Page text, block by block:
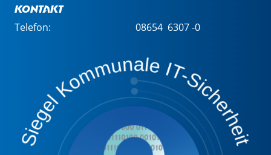
Kontakt
Telefon: 08654 6307 -0